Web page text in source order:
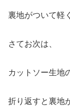
裏地がついて軽
さてお次は、
カットソー生地
折り返すと裏地